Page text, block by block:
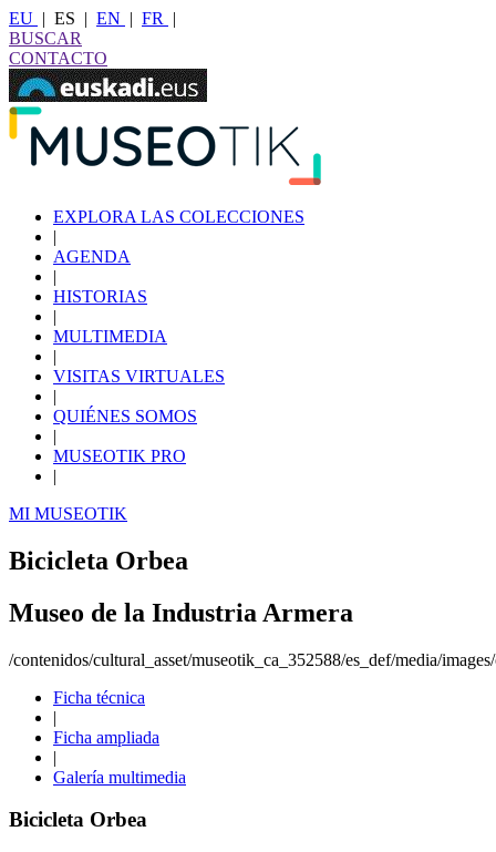
EU | ES | EN | FR
|
BUSCAR
CONTACTO
EXPLORA LAS COLECCIONES
|
AGENDA
|
HISTORIAS
|
MULTIMEDIA
|
VISITAS VIRTUALES
|
QUIÉNES SOMOS
|
MUSEOTIK PRO
|
MI MUSEOTIK
Bicicleta Orbea
Museo de la Industria Armera
/contenidos/cultural_asset/museotik_ca_352588/es_def/media/
Ficha técnica
|
Ficha ampliada
|
Galería multimedia
Bicicleta Orbea